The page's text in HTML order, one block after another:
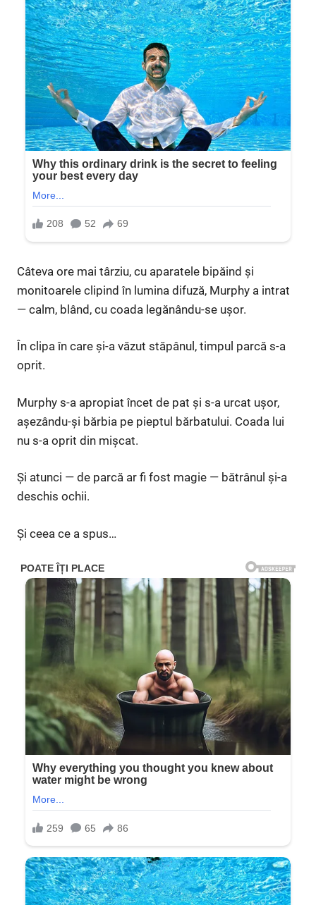
Câteva ore mai târziu, cu aparatele bipăind și
monitoarele clipind în lumina difuză, Murphy a intrat
— calm, blând, cu coada legănându-se ușor.
În clipa în care și-a văzut stăpânul, timpul parcă s-a
oprit.
Murphy s-a apropiat încet de pat și s-a urcat ușor,
așezându-și bărbia pe pieptul bărbatului. Coada lui
nu s-a oprit din mișcat.
Și atunci — de parcă ar fi fost magie — bătrânul și-a
deschis ochii.
Și ceea ce a spus…